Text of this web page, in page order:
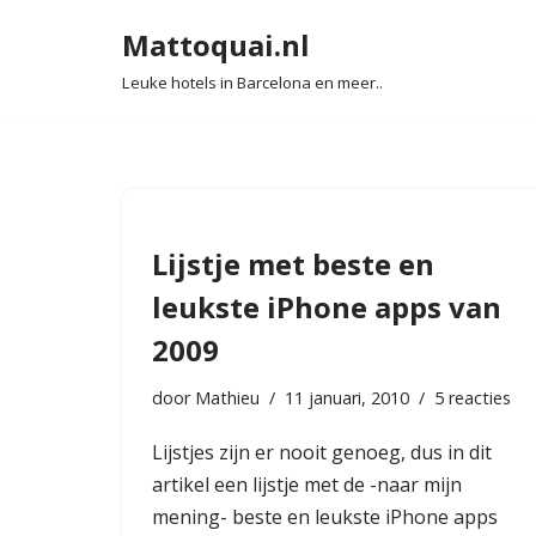
Mattoquai.nl
Leuke hotels in Barcelona en meer..
Lijstje met beste en
leukste iPhone apps van
2009
door Mathieu 11 januari, 2010 5 reacties
Lijstjes zijn er nooit genoeg, dus in dit
artikel een lijstje met de -naar mijn
mening- beste en leukste iPhone apps